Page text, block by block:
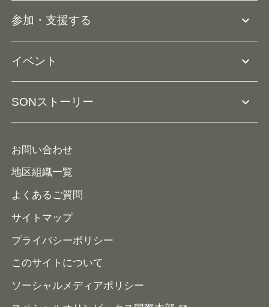
リソースページ
ユニファイドスクール
参加・支援する expand_more
コーチとして参加
イベント expand_more
ナショナルゲームについて
SONストーリー expand_more
メディア
お問い合わせ
地区組織一覧
よくあるご質問
サイトマップ
プライバシーポリシー
このサイトについて
ソーシャルメディアポリシー